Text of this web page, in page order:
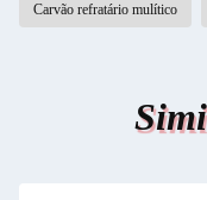
Carvão refratário mulítico